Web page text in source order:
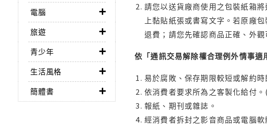
電腦
旅遊
青少年
生活風格
簡體書
請您以送貨廠商使用之包裝紙箱
上黏貼紙張或書寫文字。若原廠
退費；請您先確認商品正確、外
依「通訊交易解除權合理例外情事適
易於腐敗、保存期限較短或解約
依消費者要求所為之客製化給付
報紙、期刊或雜誌。
經消費者拆封之影音商品或電腦軟